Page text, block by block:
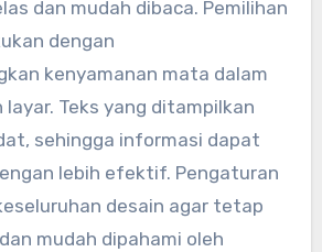
dan mudah dibaca. Pemilihan
dengan
kenyamanan mata dalam
layar. Teks yang ditampilkan
sehingga informasi dapat
lebih efektif. Pengaturan
desain agar tetap
mudah dipahami oleh